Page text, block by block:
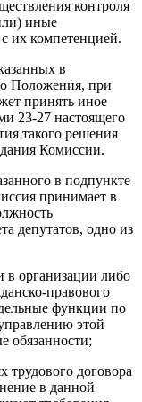
контроля
иные
их компетенцией.
в
Положения, при
принять иное
23-27 настоящего
такого решения
Комиссии.
в подпункте
принимает в
депутатов, одно из
в организации либо
правового
функции по
этой
обязанности;
трудового договора
в данной